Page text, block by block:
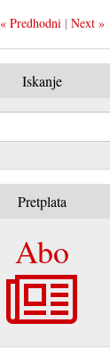
« Predhodni| Next »
Iskanje
Pretplata
Abo